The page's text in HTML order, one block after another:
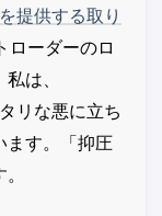
提供する取り
ローダーのロ
は、
リな悪に立ち
ます。「抑圧